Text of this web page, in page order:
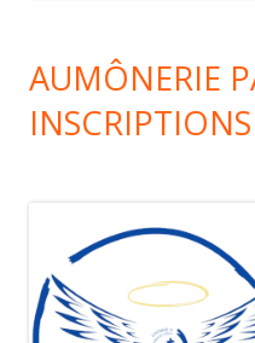
AUMÔNERIE